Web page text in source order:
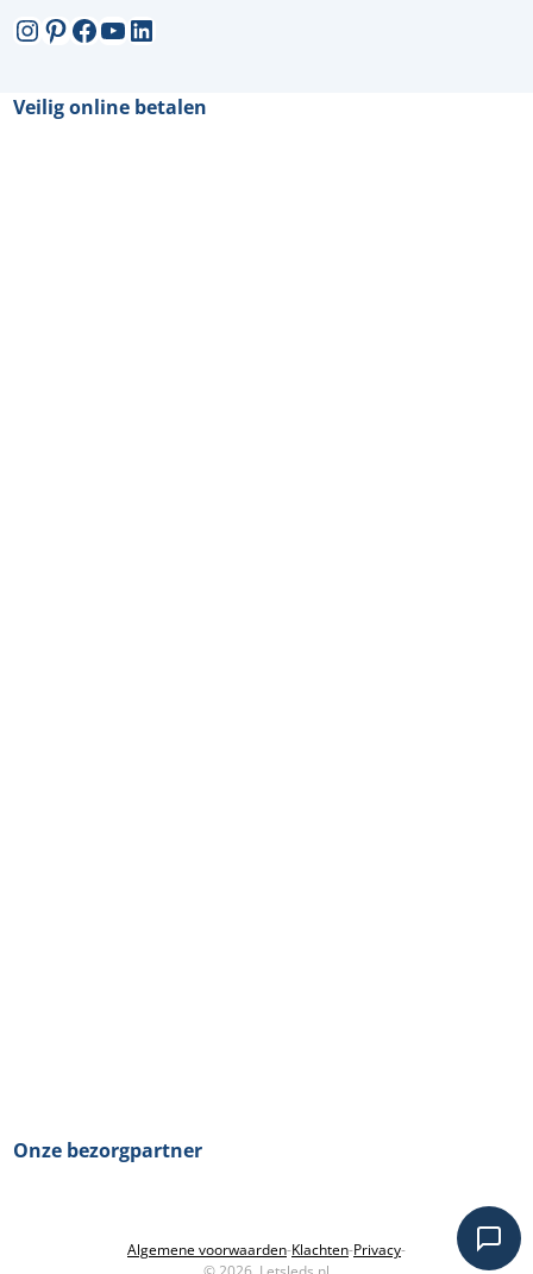
Instagram
Pinterest
Facebook
YouTube
LinkedIn
Veilig online betalen
Onze bezorgpartner
Algemene voorwaarden-Klachten-Privacy-